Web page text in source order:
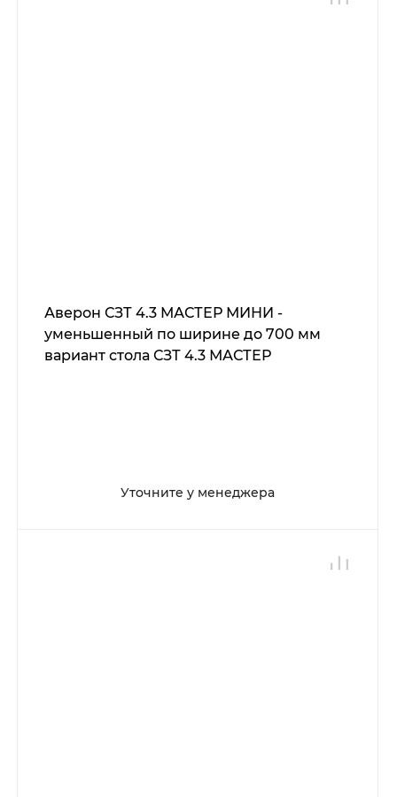
Аверон СЗТ 4.3 МАСТЕР МИНИ -
уменьшенный по ширине до 700 мм
вариант стола СЗТ 4.3 МАСТЕР
Уточните у менеджера